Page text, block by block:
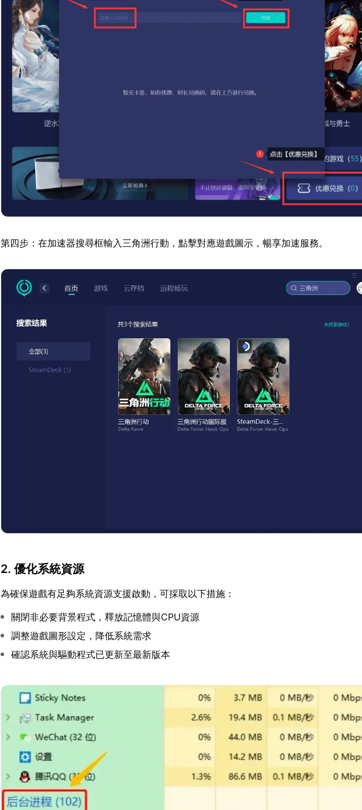
第四步：在加速器搜尋框輸入三角洲行動，點擊對應遊戲圖示，暢享加速服務。
2. 優化系統資源
為確保遊戲有足夠系統資源支援啟動，可採取以下措施：
關閉非必要背景程式，釋放記憶體與CPU資源
調整遊戲圖形設定，降低系統需求
確認系統與驅動程式已更新至最新版本